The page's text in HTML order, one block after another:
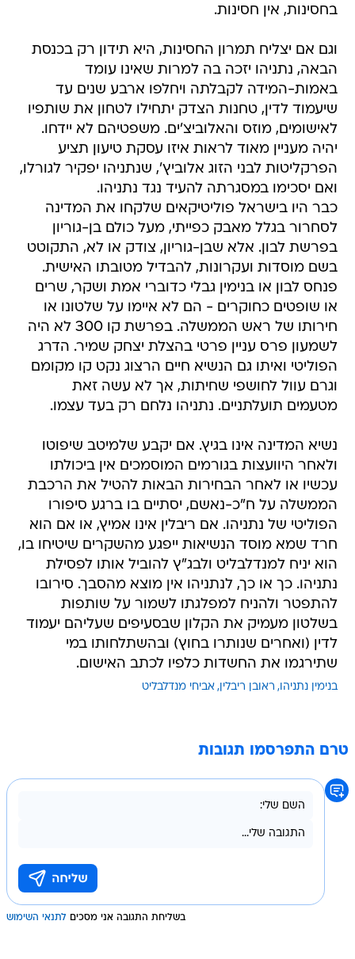
בחסינות, אין חסינות.
וגם אם יצליח תמרון החסינות, היא תידון רק בכנסת
הבאה, נתניהו יזכה בה למרות שאינו עומד
באמות-המידה לקבלתה ויחלפו ארבע שנים עד
שיעמוד לדין, טחנות הצדק יתחילו לטחון את שותפיו
לאישומים, מוזס והאלוביצ'ים. משפטיהם לא יידחו.
יהיה מעניין מאוד לראות איזו עסקת טיעון תציע
הפרקליטות לבני הזוג אלוביץ', שנתניהו יפקיר לגורלו,
ואם יסכימו במסגרתה להעיד נגד נתניהו.
כבר היו בישראל פוליטיקאים שלקחו את המדינה
לסחרור בגלל מאבק כפייתי, מעל כולם בן-גוריון
בפרשת לבון. אלא שבן-גוריון, צודק או לא, התקוטט
בשם מוסדות ועקרונות, להבדיל מטובתו האישית.
פנחס לבון או בנימין גבלי כדוברי אמת ושקר, שרים
או שופטים כחוקרים - הם לא איימו על שלטונו או
חירותו של ראש הממשלה. בפרשת קו 300 לא היה
לשמעון פרס עניין פרטי בהצלת יצחק שמיר. הדרג
הפוליטי ואיתו גם הנשיא חיים הרצוג נקט קו מקומם
וגרם עוול לחושפי שחיתות, אך לא עשה זאת
מטעמים תועלתניים. נתניהו נלחם רק בעד עצמו.
נשיא המדינה אינו בגיץ. אם יקבע שלמיטב שיפוטו
ולאחר היוועצות בגורמים המוסמכים אין ביכולתו
עכשיו או לאחר הבחירות הבאות להטיל את הרכבת
הממשלה על ח"כ-נאשם, יסתיים בו ברגע סיפורו
הפוליטי של נתניהו. אם ריבלין אינו אמיץ, או אם הוא
חרד שמא מוסד הנשיאות ייפגע מהשקרים שיטיחו בו,
הוא יניח למנדלבליט ולבג"ץ להוביל אותו לפסילת
נתניהו. כך או כך, לנתניהו אין מוצא מהסבך. סירובו
להתפטר ולהניח למפלגתו לשמור על שותפות
בשלטון מעמיק את הקלון שבסעיפים שעליהם יעמוד
לדין (ואחרים שנותרו בחוץ) ובהשתלחותו במי
שתירגמו את החשדות כלפיו לכתב האישום.
בנימין נתניהו ראובן ריבלין אביחי מנדלבליט
טרם התפרסמו תגובות
בשליחת התגובה אני מסכים לתנאי השימוש